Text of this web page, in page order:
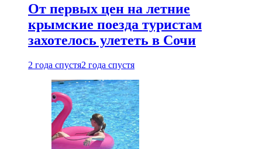
От первых цен на летние
крымские поезда туристам
захотелось улететь в Сочи
2 года спустя2 года спустя